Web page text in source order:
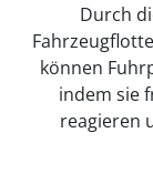
Durch
können
indem sie
reagieren